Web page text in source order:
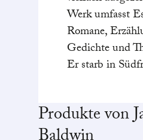
Werk umfasst
Romane,
Gedichte und
Er starb in
Produkte von